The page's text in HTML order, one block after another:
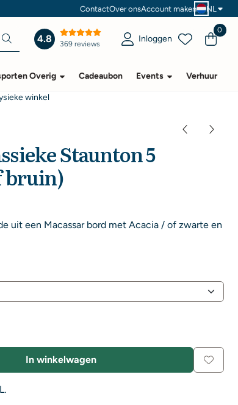
ContactOver onsAccount maken NL
4.8 369 reviews Inloggen
0
Overig Cadeaubon Events Verhuur
winkel
Staunton 5
bruin)
uit een Macassar bord met Acacia / of zwarte en
In winkelwagen